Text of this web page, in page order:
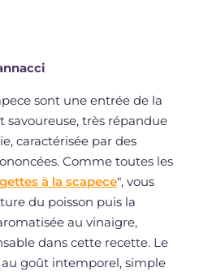
sont une entrée de la
très répandue
caractérisée par des
Comme toutes les
à la scapece", vous
du poisson puis la
au vinaigre,
dans cette recette. Le
goût intemporel, simple